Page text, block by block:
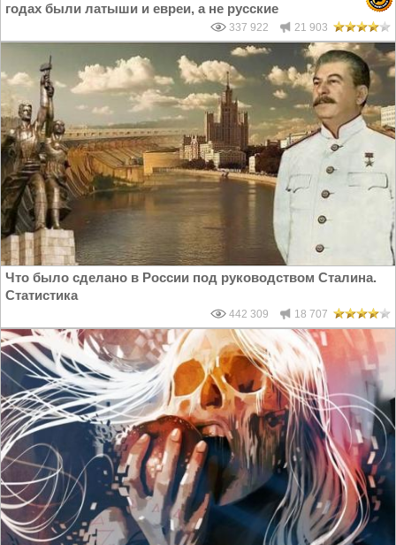
годах были латыши и евреи, а не русские
337 922 21 903
Что было сделано в России под руководством Сталина.
Статистика
442 309 18 707